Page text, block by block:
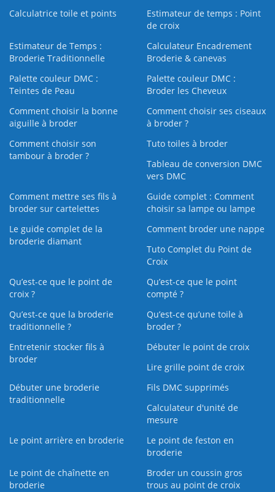
Calculatrice toile et points
Estimateur de temps : Point
de croix
Estimateur de Temps :
Broderie Traditionnelle
Calculateur Encadrement
Broderie & canevas
Palette couleur DMC :
Teintes de Peau
Palette couleur DMC :
Broder les Cheveux
Comment choisir la bonne
aiguille à broder
Comment choisir ses ciseaux
à broder ?
Comment choisir son
tambour à broder ?
Tuto toiles à broder
Tableau de conversion DMC
vers DMC
Comment mettre ses fils à
broder sur cartelettes
Guide complet : Comment
choisir sa lampe ou lampe
Le guide complet de la
broderie diamant
Comment broder une nappe
Tuto Complet du Point de
Croix
Qu’est-ce que le point de
croix ?
Qu’est-ce que le point
compté ?
Qu’est-ce que la broderie
traditionnelle ?
Qu’est‑ce qu’une toile à
broder ?
Entretenir stocker fils à
broder
Débuter le point de croix
Lire grille point de croix
Débuter une broderie
traditionnelle
Fils DMC supprimés
Calculateur d'unité de
mesure
Le point arrière en broderie
Le point de feston en
broderie
Le point de chaînette en
broderie
Broder un coussin gros
trous au point de croix